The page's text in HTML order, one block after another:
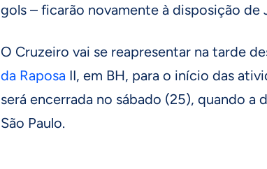
gols – ficarão novamente à disposição de
O Cruzeiro vai se reapresentar na tarde
da Raposa II, em BH, para o início das
será encerrada no sábado (25), quando a
São Paulo.